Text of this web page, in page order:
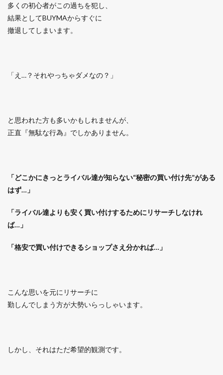
多くの初心者がこの過ちを犯し、
結果としてBUYMAからすぐに
撤退してしまいます。
「え…？それやっちゃダメなの？」
と思われた方も多いかもしれませんが、
正直『無駄な行為』でしかありません。
「どこかにきっとライバル達が知らない“秘密の買い付け先”がある
はず…」
「ライバル達よりも安く買い付けするためにリサーチしなけれ
ば…」
「格安で買い付けできるショップさえ分かれば…」
こんな思いを元にリサーチに
勤しんでしまう方が大勢いらっしゃいます。
しかし、それはただ希望的観測です。